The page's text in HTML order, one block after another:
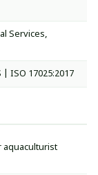
Services,
| ISO 17025:2017
aquaculturist